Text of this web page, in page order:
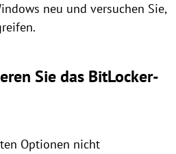
neu und versuchen Sie,
Sie das BitLocker-
Optionen nicht